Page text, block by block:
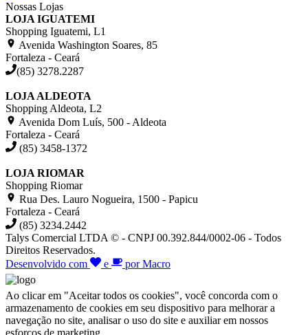
Nossas Lojas
LOJA IGUATEMI
Shopping Iguatemi, L1
Avenida Washington Soares, 85
Fortaleza - Ceará
(85) 3278.2287
LOJA ALDEOTA
Shopping Aldeota, L2
Avenida Dom Luís, 500 - Aldeota
Fortaleza - Ceará
(85) 3458-1372
LOJA RIOMAR
Shopping Riomar
Rua Des. Lauro Nogueira, 1500 - Papicu
Fortaleza - Ceará
(85) 3234.2442
Talys Comercial LTDA © - CNPJ 00.392.844/0002-06 - Todos
Direitos Reservados.
Desenvolvido com
e por Macro
Ao clicar em "Aceitar todos os cookies", você concorda com o
armazenamento de cookies em seu dispositivo para melhorar a
navegação no site, analisar o uso do site e auxiliar em nossos
esforços de marketing.